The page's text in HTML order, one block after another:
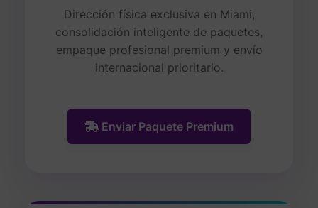
Dirección física exclusiva en Miami,
consolidación inteligente de paquetes,
empaque profesional premium y envío
internacional prioritario.
Enviar Paquete Premium